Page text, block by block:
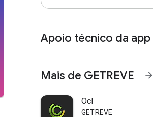
Apoio técnico da app
Mais de GETREVE arrow_forward
Ocl
GETREVE